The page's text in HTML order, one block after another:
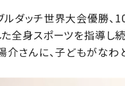
ルダッチ世界大会優勝
全身スポーツを指導し
介さんに、子どもがな